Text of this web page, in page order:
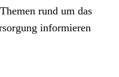
rund um das
informieren